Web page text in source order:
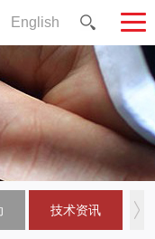
English
技术资讯